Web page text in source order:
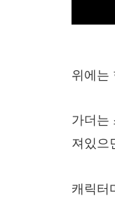
위에는
가더는
져있으
캐릭터